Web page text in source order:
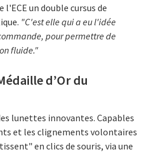
un double cursus de
"C'est elle qui a eu l'idée
pour permettre de
fluide."
d’Or du
lunettes innovantes. Capables
et les clignements volontaires
en clics de souris, via une